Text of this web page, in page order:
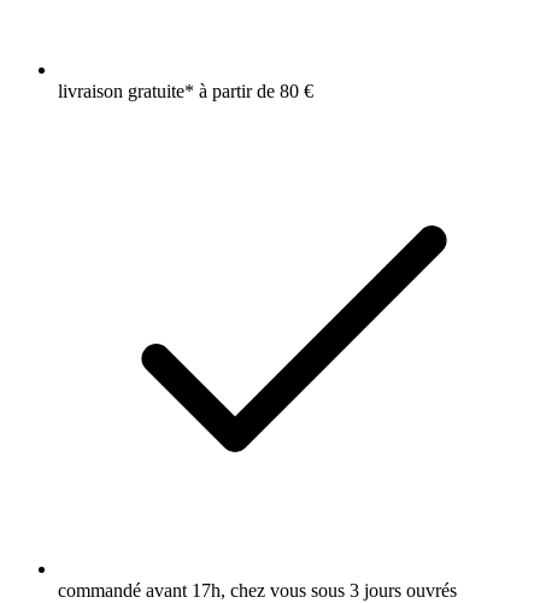
livraison gratuite* à partir de 80 €
commandé avant 17h, chez vous sous 3 jours ouvrés